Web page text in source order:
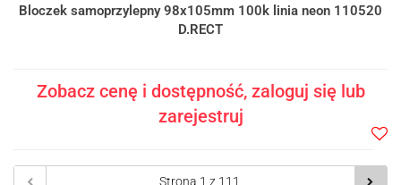
Bloczek samoprzylepny 98x105mm 100k linia neon 110520
D.RECT
Zobacz cenę i dostępność, zaloguj się lub
zarejestruj